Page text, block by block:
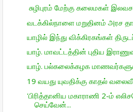
சுழிபுரம் மேற்கு கலைமகள்
வடக்கில்நாளை மறுதினம் அரச
யாழில் இந்து விக்கிரகங்கள்
யாழ். மாவட்டத்தின் புதிய
யாழ். பல்கலைக்கழக
19 வயது யுவதிக்கு காதல்
'பிரித்தானிய மகாராணி 2-ம்
செய்வேன்...